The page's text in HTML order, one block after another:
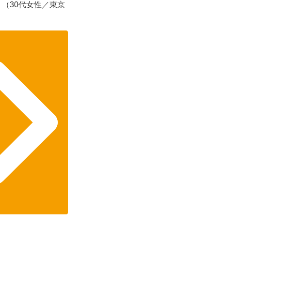
30代女性／東京